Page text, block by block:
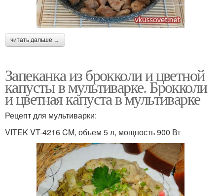
читать дальше →
Запеканка из брокколи и цветной
капусты в мультиварке. Брокколи
и цветная капуста в мультиварке
Рецепт для мультиварки:
VITEK VT-4216 CM, объем 5 л, мощность 900 Вт